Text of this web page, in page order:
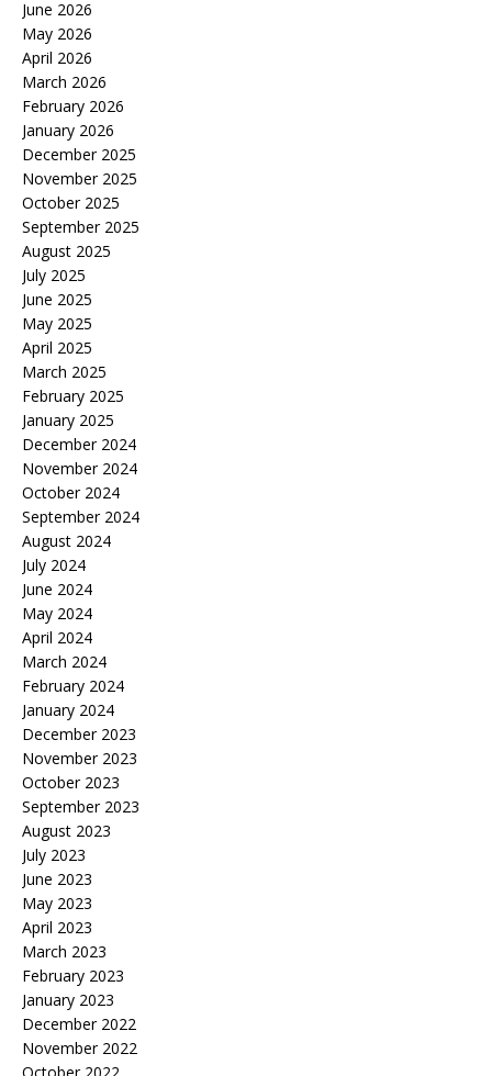
June 2026
May 2026
April 2026
March 2026
February 2026
January 2026
December 2025
November 2025
October 2025
September 2025
August 2025
July 2025
June 2025
May 2025
April 2025
March 2025
February 2025
January 2025
December 2024
November 2024
October 2024
September 2024
August 2024
July 2024
June 2024
May 2024
April 2024
March 2024
February 2024
January 2024
December 2023
November 2023
October 2023
September 2023
August 2023
July 2023
June 2023
May 2023
April 2023
March 2023
February 2023
January 2023
December 2022
November 2022